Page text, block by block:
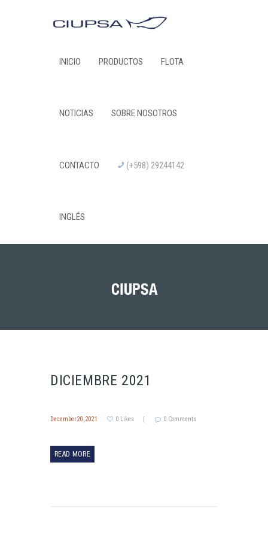
INICIO PRODUCTOS FLOTA
NOTICIAS SOBRE NOSOTROS
CONTACTO (+598) 29244142
INGLÉS
CIUPSA
DICIEMBRE 2021
December 20, 2021 0 Likes 0 Comments
READ MORE